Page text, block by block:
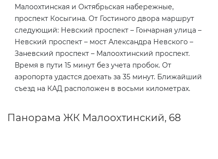
Малоохтинская и Октябрьская набережные,
проспект Косыгина. От Гостиного двора маршрут
следующий: Невский проспект – Гончарная улица –
Невский проспект – мост Александра Невского –
Заневский проспект – Малоохтинский проспект.
Время в пути 15 минут без учета пробок. От
аэропорта удастся доехать за 35 минут. Ближайший
съезд на КАД расположен в восьми километрах.
Панорама ЖК Малоохтинский, 68